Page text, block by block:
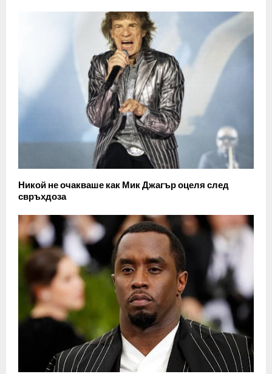
Никой не очакваше как Мик Джагър оцеля след
свръхдоза